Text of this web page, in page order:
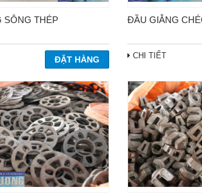
SÔNG THÉP ĐẦU GIẰNG
CHI TIẾT